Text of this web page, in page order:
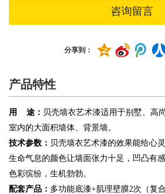
咨询留言
分享到：
产品特性
用 途 ： 贝壳墙衣艺术漆适用于别墅、高
室内的大面积墙体、背景墙。
技术参数： 贝壳墙衣艺术漆的效果能给心
生命气息的颜色让墙面张力十足，凹凸有
色彩缤纷，生机勃勃。
配套产品： 多功能底漆+肌理壁膜2次（复